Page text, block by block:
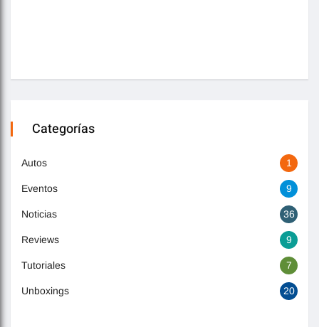
Categorías
Autos 1
Eventos 9
Noticias 36
Reviews 9
Tutoriales 7
Unboxings 20